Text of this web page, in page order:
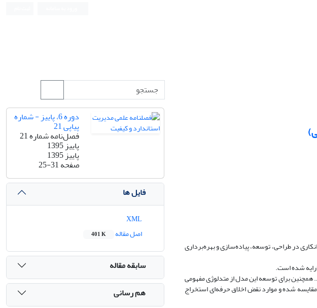
در طراحی، توسعه، پیاده‌سازی و بهره‌برداری
شده است.
می‌کند. همچنین برای توسعه این مدل از متدلوژی مفهومی
شده و موارد نقض اخلاق حرفه‌ای استخراج
دوره 6، پاییز - شماره
پیاپی 21
فصل‌نامه شماره 21
پاییز 1395
پاییز 1395
صفحه25-31
فایل ها
اصل مقاله
401 K
سابقه مقاله
هم رسانی